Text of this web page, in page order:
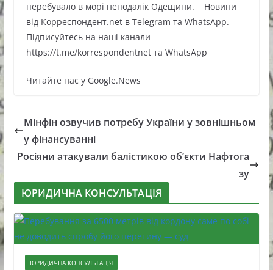
перебувало в морі неподалік Одещини. Новини
від Корреспондент.net в Telegram та WhatsApp.
Підписуйтесь на наші канали
https://t.me/korrespondentnet та WhatsApp
Читайте нас у Google.News
Мінфін озвучив потребу України у зовнішньом
у фінансуванні
Росіяни атакували балістикою об’єкти Нафтога
зу
ЮРИДИЧНА КОНСУЛЬТАЦІЯ
ЮРИДИЧНА КОНСУЛЬТАЦІЯ